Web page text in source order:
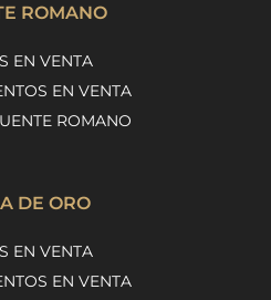
ROMANO
EN VENTA
EN VENTA
ROMANO
DE ORO
EN VENTA
EN VENTA